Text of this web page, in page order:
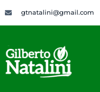
gtnatalini@gmail.com